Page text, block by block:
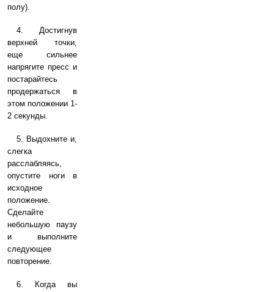
полу).
4. Достигнув
верхней точки,
еще сильнее
напрягите пресс и
постарайтесь
продержаться в
этом положении 1-
2 секунды.
5. Выдохните и,
слегка
расслабляясь,
опустите ноги в
исходное
положение.
Сделайте
небольшую паузу
и выполните
следующее
повторение.
6. Когда вы